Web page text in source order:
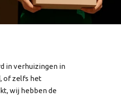
in verhuizingen in
of zelfs het
wij hebben de